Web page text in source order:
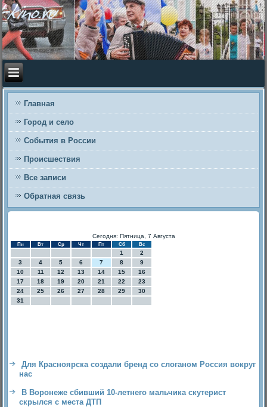
Главная
Город и село
События в России
Происшествия
Все записи
Обратная связь
Сегодня: Пятница, 7 Августа
Пн Вт Ср Чт Пт Сб Вс
1
2
3
4 5 6 7 8
9
10
11 12 13 14 15
16
17
18 19 20 21 22
23
24
25 26 27 28 29
30
31
Для Красноярска создали бренд со слоганом Россия вокруг
нас
В Воронеже сбивший 10-летнего мальчика скутерист
скрылся с места ДТП